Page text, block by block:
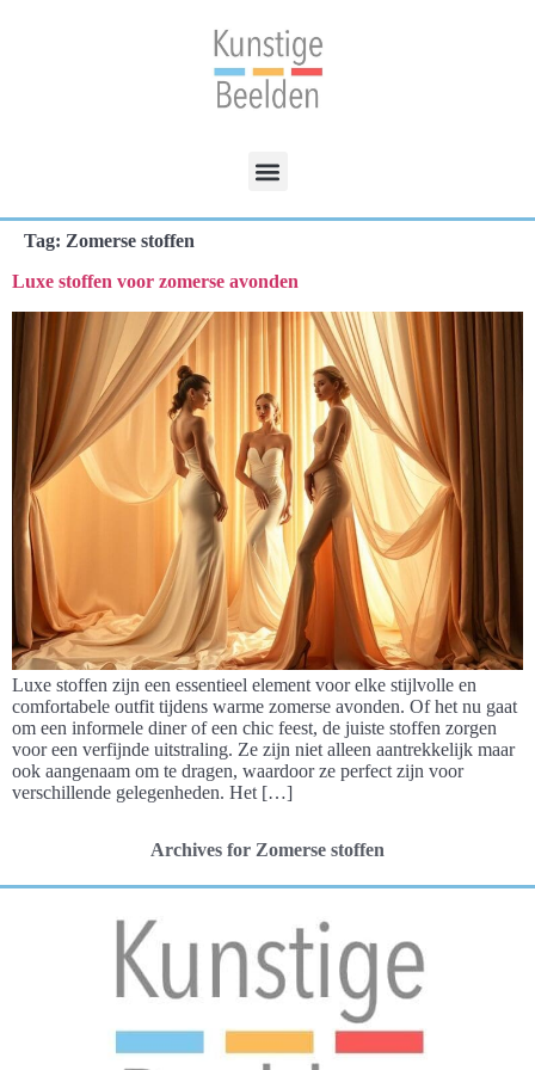
Tag: Zomerse stoffen
Luxe stoffen voor zomerse avonden
Luxe stoffen zijn een essentieel element voor elke stijlvolle en
comfortabele outfit tijdens warme zomerse avonden. Of het nu gaat
om een informele diner of een chic feest, de juiste stoffen zorgen
voor een verfijnde uitstraling. Ze zijn niet alleen aantrekkelijk maar
ook aangenaam om te dragen, waardoor ze perfect zijn voor
verschillende gelegenheden. Het […]
Archives for Zomerse stoffen